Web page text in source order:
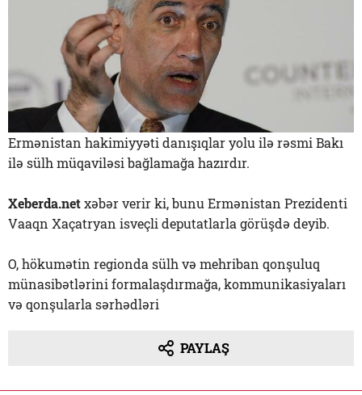
Ermənistan hakimiyyəti danışıqlar yolu ilə rəsmi Bakı
ilə sülh müqaviləsi bağlamağa hazırdır.
Xeberda.netxəbər verir ki, bunu Ermənistan Prezidenti
Vaaqn Xaçatryan isveçli deputatlarla görüşdə deyib.
O, hökumətin regionda sülh və mehriban qonşuluq
münasibətlərini formalaşdırmağa, kommunikasiyaları
və qonşularla sərhədləri
PAYLAŞ